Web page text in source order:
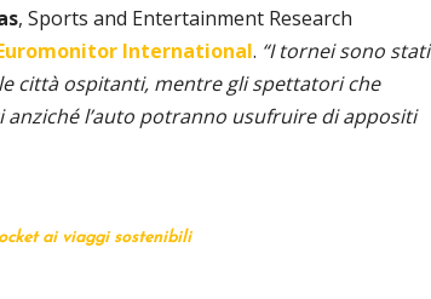
, Sports and Entertainment Research
International. “I tornei sono stati
città ospitanti, mentre gli spettatori che
l’auto potranno usufruire di appositi
ai viaggi sostenibili